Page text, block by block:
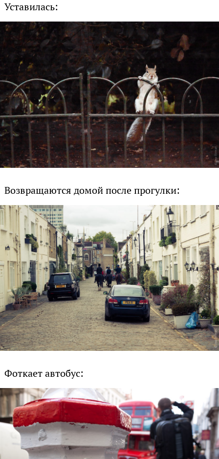
Уставилась:
Возвращаются домой после прогулки:
Фоткает автобус: